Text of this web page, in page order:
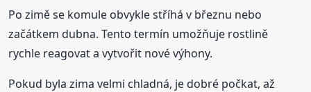
Po zimě se komule obvykle stříhá v březnu nebo
začátkem dubna. Tento termín umožňuje rostlině
rychle reagovat a vytvořit nové výhony.
Pokud byla zima velmi chladná, je dobré počkat, až